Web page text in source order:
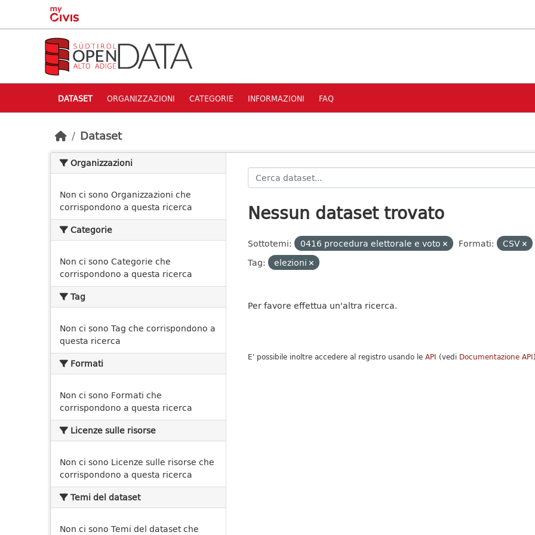
Skip to main content
DATASET ORGANIZZAZIONI CATEGORIE INFORMAZIONI FAQ
Dataset
Organizzazioni
Non ci sono Organizzazioni che
corrispondono a questa ricerca
Categorie
Non ci sono Categorie che
corrispondono a questa ricerca
Tag
Non ci sono Tag che corrispondono a
questa ricerca
Formati
Non ci sono Formati che
corrispondono a questa ricerca
Licenze sulle risorse
Non ci sono Licenze sulle risorse che
corrispondono a questa ricerca
Temi del dataset
Non ci sono Temi del dataset che
Nessun dataset trovato
Sottotemi: 0416 procedura elettorale e voto Formati:
CSV
Tag:
elezioni
Per favore effettua un'altra ricerca.
E' possibile inoltre accedere al registro usando le API (vedi Documentazione API